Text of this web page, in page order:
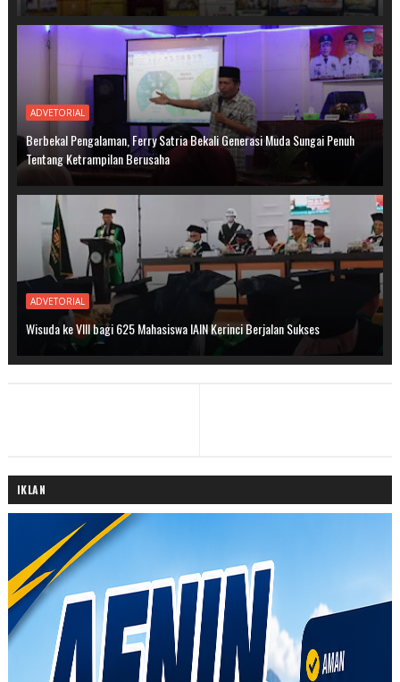
ADVETORIAL
Berbekal Pengalaman, Ferry Satria Bekali Generasi Muda Sungai Penuh
Tentang Ketrampilan Berusaha
ADVETORIAL
Wisuda ke VIII bagi 625 Mahasiswa IAIN Kerinci Berjalan Sukses
IKLAN